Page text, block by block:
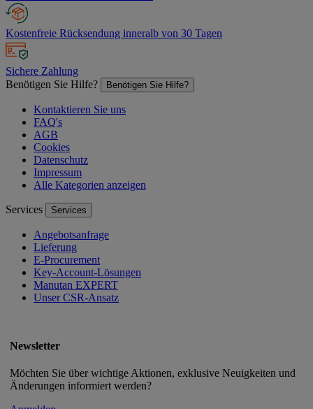
Kostenfreie Rücksendung inneralb von 30 Tagen
Sichere Zahlung
Benötigen Sie Hilfe?
Benötigen Sie Hilfe?
Kontaktieren Sie uns
FAQ's
AGB
Cookies
Datenschutz
Impressum
Alle Kategorien anzeigen
Services Services
Angebotsanfrage
Lieferung
E-Procurement
Key-Account-Lösungen
Manutan EXPERT
Unser CSR-Ansatz
Newsletter
Möchten Sie über wichtige Aktionen, exklusive Neuigkeiten und
Änderungen informiert werden?